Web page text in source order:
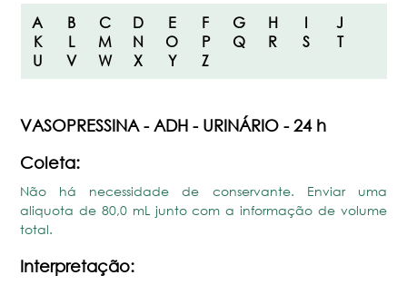
A B C D E F G H I
J
K
L M N O P Q R S
T
U
V W X Y Z
VASOPRESSINA - ADH - URINÁRIO - 24 h
Coleta:
Não há necessidade de conservante. Enviar uma
aliquota de 80,0 mL junto com a informação de volume
total.
Interpretação: